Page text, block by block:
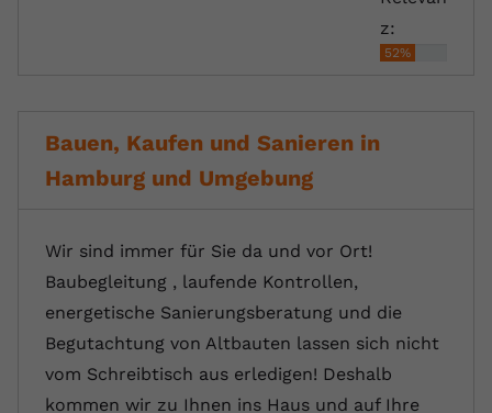
z:
52%
Bauen, Kaufen und Sanieren in
Hamburg und Umgebung
Wir sind immer für Sie da und vor Ort!
Baubegleitung , laufende Kontrollen,
energetische Sanierungsberatung und die
Begutachtung von Altbauten lassen sich nicht
vom Schreibtisch aus erledigen! Deshalb
kommen wir zu Ihnen ins Haus und auf Ihre